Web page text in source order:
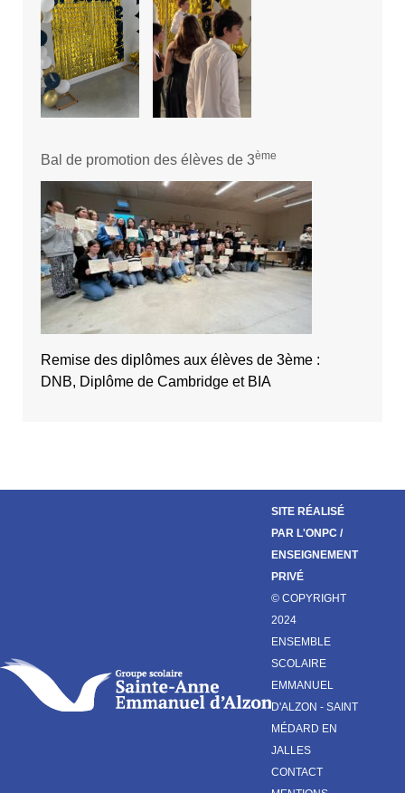
Bal de promotion des élèves de 3ème
Remise des diplômes aux élèves de 3ème :
DNB, Diplôme de Cambridge et BIA
SITE RÉALISÉ
PAR L'ONPC /
ENSEIGNEMENT
PRIVÉ
© COPYRIGHT
2024
ENSEMBLE
SCOLAIRE
EMMANUEL
D'ALZON - SAINT
MÉDARD EN
JALLES
CONTACT